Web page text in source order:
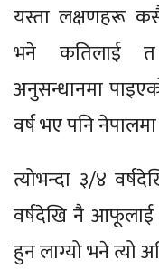
यस्ता लक्षणहरू
भने कतिलाई त
अनुसन्धानमा
वर्ष भए पनि
त्योभन्दा ३/४
वर्षदेखि नै आफूलाई
हुन लाग्यो भने त्यो